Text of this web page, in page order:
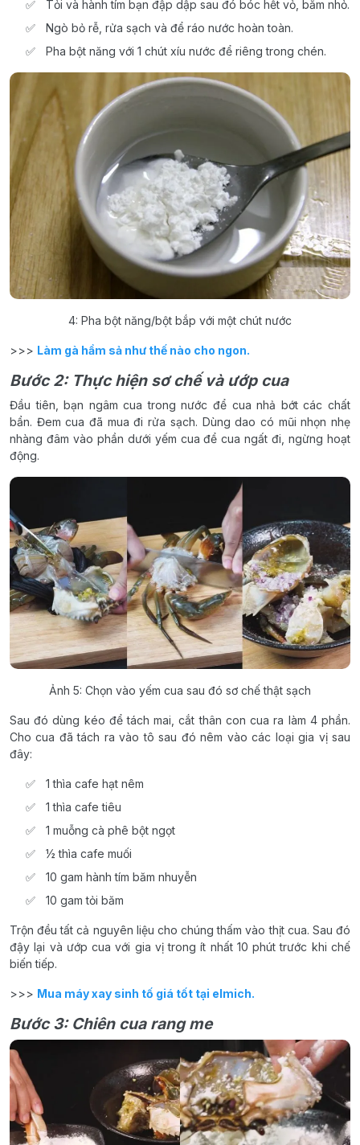
Tỏi và hành tím bạn đập dập sau đó bóc hết vỏ, băm nhỏ.
Ngò bỏ rễ, rửa sạch và để ráo nước hoàn toàn.
Pha bột năng với 1 chút xíu nước để riêng trong chén.
4: Pha bột năng/bột bắp với một chút nước
>>> Làm gà hầm sả như thế nào cho ngon.
Bước 2: Thực hiện sơ chế và ướp cua
Đầu tiên, bạn ngâm cua trong nước để cua nhả bớt các chất
bẩn. Đem cua đã mua đi rửa sạch. Dùng dao có mũi nhọn nhẹ
nhàng đâm vào phần dưới yếm cua để cua ngất đi, ngừng hoạt
động.
Ảnh 5: Chọn vào yếm cua sau đó sơ chế thật sạch
Sau đó dùng kéo để tách mai, cắt thân con cua ra làm 4 phần.
Cho cua đã tách ra vào tô sau đó nêm vào các loại gia vị sau
đây:
1 thìa cafe hạt nêm
1 thìa cafe tiêu
1 muỗng cà phê bột ngọt
½ thìa cafe muối
10 gam hành tím băm nhuyễn
10 gam tỏi băm
Trộn đều tất cả nguyên liệu cho chúng thấm vào thịt cua. Sau đó
đậy lại và ướp cua với gia vị trong ít nhất 10 phút trước khi chế
biến tiếp.
>>> Mua máy xay sinh tố giá tốt tại elmich.
Bước 3: Chiên cua rang me